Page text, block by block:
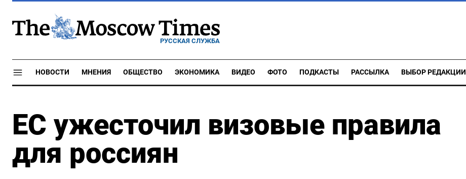
РУССКАЯ СЛУЖБА
НОВОСТИ МНЕНИЯ ОБЩЕСТВО ЭКОНОМИКА ВИДЕО ФОТО ПОДКАСТЫ РАССЫЛКА ВЫБОР РЕДАКЦИИ
ЕС ужесточил визовые правила
для россиян